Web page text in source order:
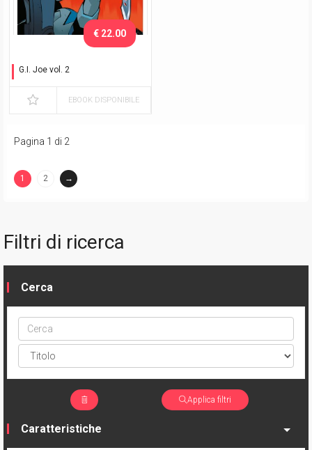
G.I. Joe vol. 2
€ 22.00
EBOOK DISPONIBILE
Pagina 1 di 2
1
2 →
Filtri di ricerca
Cerca
Cerca
ptype
Applica filtri
Caratteristiche